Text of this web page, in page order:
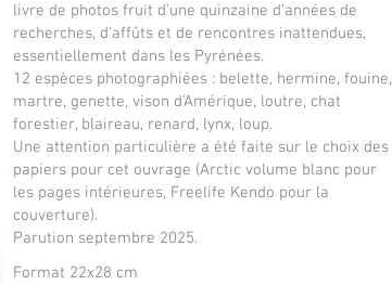
livre de photos fruit d’une quinzaine d’années de
recherches, d’affûts et de rencontres inattendues,
essentiellement dans les Pyrénées.
12 espèces photographiées : belette, hermine, fouine,
martre, genette, vison d'Amérique, loutre, chat
forestier, blaireau, renard, lynx, loup.
Une attention particulière a été faite sur le choix des
papiers pour cet ouvrage (Arctic volume blanc pour
les pages intérieures, Freelife Kendo pour la
couverture).
Parution septembre 2025.
Format 22x28 cm